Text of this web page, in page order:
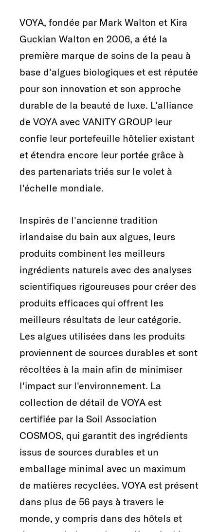
VOYA, fondée par Mark Walton et Kira
Guckian Walton en 2006, a été la
première marque de soins de la peau à
base d'algues biologiques et est réputée
pour son innovation et son approche
durable de la beauté de luxe. L'alliance
de VOYA avec VANITY GROUP leur
confie leur portefeuille hôtelier existant
et étendra encore leur portée grâce à
des partenariats triés sur le volet à
l'échelle mondiale.
Inspirés de l'ancienne tradition
irlandaise du bain aux algues, leurs
produits combinent les meilleurs
ingrédients naturels avec des analyses
scientifiques rigoureuses pour créer des
produits efficaces qui offrent les
meilleurs résultats de leur catégorie.
Les algues utilisées dans les produits
proviennent de sources durables et sont
récoltées à la main afin de minimiser
l'impact sur l'environnement. La
collection de détail de VOYA est
certifiée par la Soil Association
COSMOS, qui garantit des ingrédients
issus de sources durables et un
emballage minimal avec un maximum
de matières recyclées. VOYA est présent
dans plus de 56 pays à travers le
monde, y compris dans des hôtels et